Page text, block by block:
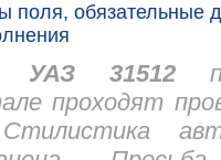
поля, обязательные
31512
проходят